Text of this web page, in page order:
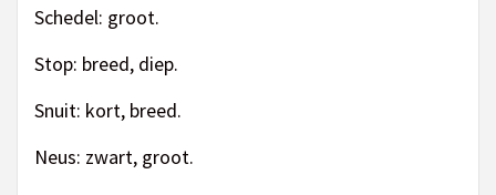
Schedel: groot.
Stop: breed, diep.
Snuit: kort, breed.
Neus: zwart, groot.